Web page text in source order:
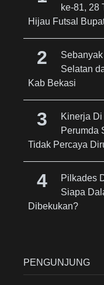
ke-81, 28
Hijau Futsal
Sebanyak
Selatan
Kab Bekasi
Kinerja
Perumda
Tidak Percaya
Pilkades
Siapa
Dibekukan?
PENGUNJUNG